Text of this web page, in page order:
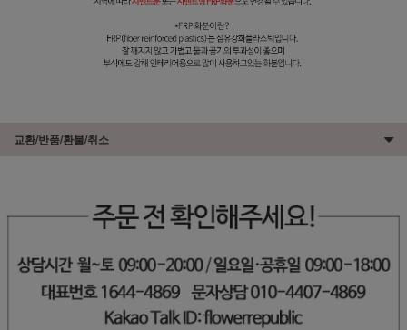
교환/반품/환불/취소